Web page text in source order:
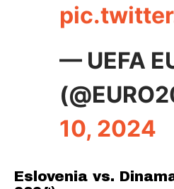
— UEFA
10, 2024
Eslovenia vs.